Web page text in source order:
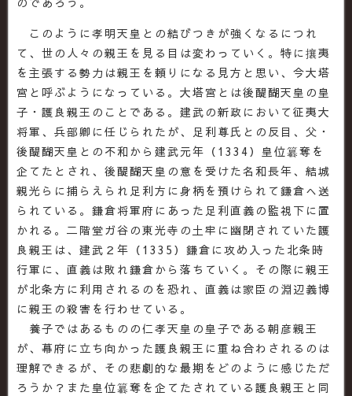
このように孝明天皇との結びつきが強くなるにつれ
て、世の人々の親王を見る目は変わっていく。特に攘夷
を主張する勢力は親王を頼りになる見方と思い、今大塔
宮と呼ぶようになっている。大塔宮とは後醍醐天皇の皇
子・護良親王のことである。建武の新政において征夷大
将軍、兵部卿に任じられたが、足利尊氏との反目、父・
後醍醐天皇との不和から建武元年（1334）皇位簒奪を
企てたとされ、後醍醐天皇の意を受けた名和長年、結城
親光らに捕らえられ足利方に身柄を預けられて鎌倉へ送
られている。鎌倉将軍府にあった足利直義の監視下に置
かれる。二階堂ガ谷の東光寺の土牢に幽閉されていた護
良親王は、建武２年（1335）鎌倉に攻め入った北条時
行軍に、直義は敗れ鎌倉から落ちていく。その際に親王
が北条方に利用されるのを恐れ、直義は家臣の淵辺義博
に親王の殺害を行わせている。
養子ではあるものの仁孝天皇の皇子である朝彦親王
が、幕府に立ち向かった護良親王に重ね合わされるのは
理解できるが、その悲劇的な最期をどのように感じただ
ろうか？また皇位簒奪を企てたされている護良親王と同